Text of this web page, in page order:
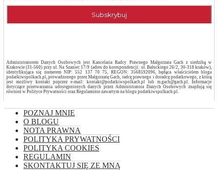
Administratorem Danych Osobowych jest Kancelaria Radcy Prawnego Małgorzata Gach z siedzibą w
Krakowie (31-560) przy ul. Na Szaniec 17/9 (adres do korespondencji: ul. Bałuckiego 26/2, 30-318 kraków),
identyfikująca się numerem NIP: 552 137 70 75, REGON: 3568592096, będąca właścicielem bloga
podatkiwspolkach.pl, prowadzonego przez Małgorzatę Gach, radcę prawnego i doradcę podatkowego, z którą
jest możliwy kontakt poprzez e-mail: kontakt@podatkiwspolkach.pl lub m.gach@gach.pl. Informacje
dotyczące przetwarzania udostępnionych danych przez Administratora Danych Osobowych znajdują się
również w Polityce Prywatności oraz Regulaminie zawartym na blogu podatkiwspolkach.pl.
POZNAJ MNIE
O BLOGU
NOTA PRAWNA
POLITYKA PRYWATNOŚCI
POLITYKA COOKIES
REGULAMIN
SKONTAKTUJ SIĘ ZE MNĄ